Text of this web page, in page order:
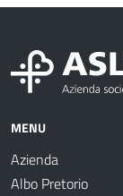
MENU
Azienda
Albo Pretorio